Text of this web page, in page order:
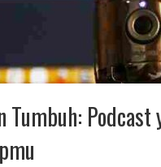
Tumbuh: